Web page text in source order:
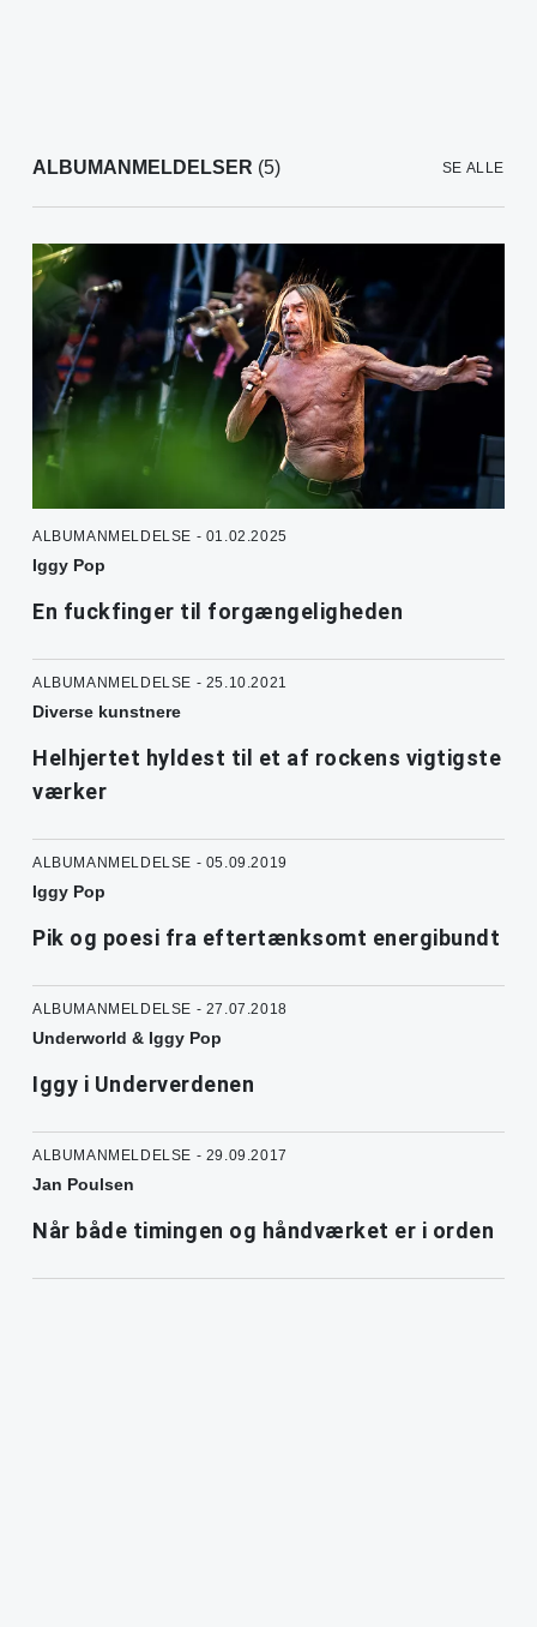
ALBUMANMELDELSER (5) SE ALLE
ALBUMANMELDELSE - 01.02.2025
Iggy Pop
En fuckfinger til forgængeligheden
ALBUMANMELDELSE - 25.10.2021
Diverse kunstnere
Helhjertet hyldest til et af rockens vigtigste
værker
ALBUMANMELDELSE - 05.09.2019
Iggy Pop
Pik og poesi fra eftertænksomt energibundt
ALBUMANMELDELSE - 27.07.2018
Underworld & Iggy Pop
Iggy i Underverdenen
ALBUMANMELDELSE - 29.09.2017
Jan Poulsen
Når både timingen og håndværket er i orden